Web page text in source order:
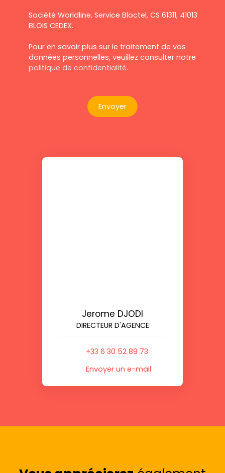
Société Worldline, Service Bloctel, CS 61311, 41013
BLOIS CEDEX.
Pour en savoir plus sur le traitement de vos
données personnelles, veuillez consulter notre
politique de confidentialité.
Envoyer
Jerome DJODI
DIRECTEUR D'AGENCE
+33 6 30 52 89 73
Envoyer un e-mail